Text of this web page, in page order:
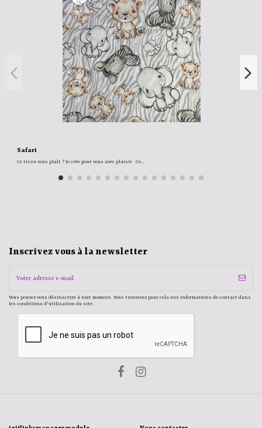
Safari
Ce tissu vous plaît ? Je crée pour vous avec plaisir Ce...
Inscrivez vous à la newsletter
Vous pouvez vous désinscrire à tout moment. Vous trouverez pour cela nos informations de contact dans
les conditions d'utilisation du site.